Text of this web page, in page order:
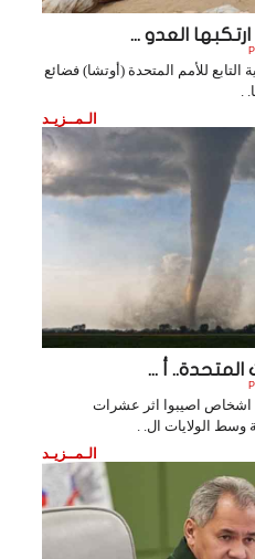
العدو ...
للأمم المتحدة (أوتشا) فضائع
.
الـمــزيـد
أ ...
اشخاص اصيبوا اثر عشرات
الولايات ال. .
الـمــزيـد